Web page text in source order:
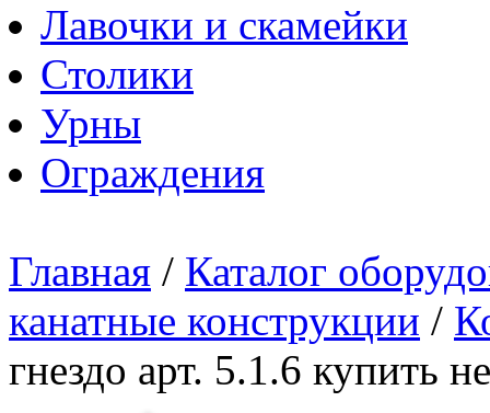
Лавочки и скамейки
Столики
Урны
Ограждения
Главная / Каталог
канатные конструкции /
гнездо арт. 5.1.6 купить